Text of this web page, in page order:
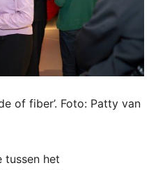
of fiber’. Foto: Patty van
tussen het